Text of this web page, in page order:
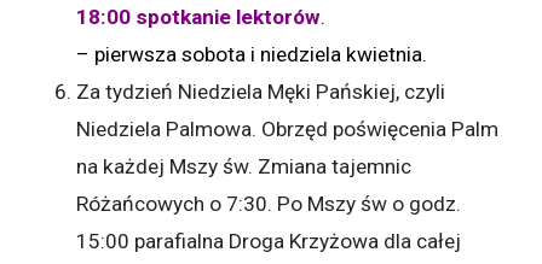
18:00 spotkanie lektorów.
– pierwsza sobota i niedziela kwietnia.
Za tydzień Niedziela Męki Pańskiej, czyli
Niedziela Palmowa. Obrzęd poświęcenia Palm
na każdej Mszy św. Zmiana tajemnic
Różańcowych o 7:30. Po Mszy św o godz.
15:00 parafialna Droga Krzyżowa dla całej